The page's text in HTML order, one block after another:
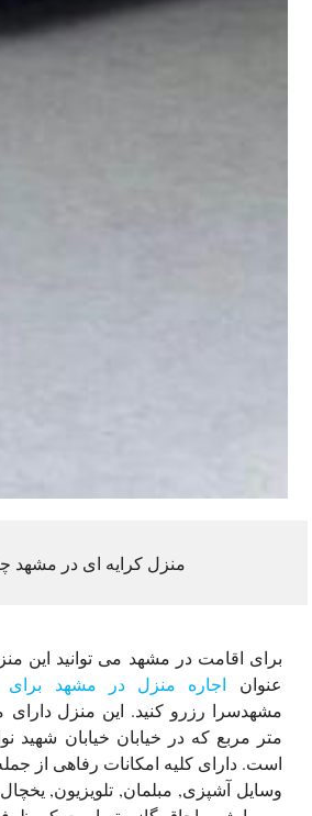
منزل کرایه ای در مشهد
برای اقامت در مشهد می توانید این
عنوان اجاره منزل در مشهد برای
متر مربع که در خیابان خیابان
است. دارای کلیه امکانات رفاهی از
وسایل آشپزی, مبلمان, تلویزیون,